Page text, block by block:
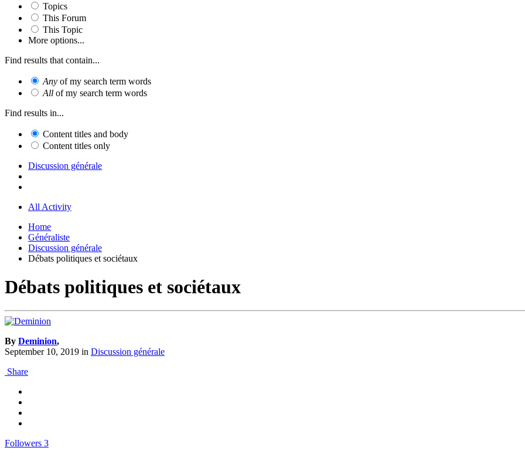
Topics
This Forum
This Topic
More options...
Find results that contain...
Any of my search term words
All of my search term words
Find results in...
Content titles and body
Content titles only
Discussion générale
All Activity
Home
Généraliste
Discussion générale
Débats politiques et sociétaux
Débats politiques et sociétaux
By Deminion,
September 10, 2019 in Discussion générale
Share
Followers 3